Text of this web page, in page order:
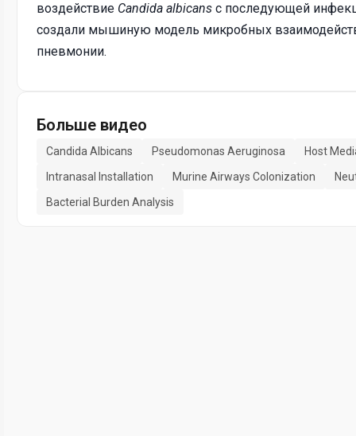
воздействие Candida albicans с последующей
создали мышиную модель микробных
пневмонии.
Больше видео
Candida Albicans Pseudomonas Aeruginosa
Host
Intranasal Installation
Murine Airways Colonization
Bacterial Burden Analysis